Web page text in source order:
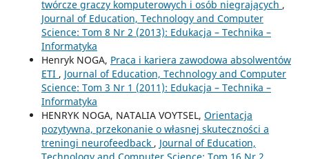
twórcze graczy komputerowych i osób niegrających ,
Journal of Education, Technology and Computer
Science: Tom 8 Nr 2 (2013): Edukacja – Technika –
Informatyka
Henryk NOGA, Praca i kariera zawodowa absolwentów
ETI , Journal of Education, Technology and Computer
Science: Tom 3 Nr 1 (2011): Edukacja – Technika –
Informatyka
HENRYK NOGA, NATALIA VOYTSEL, Orientacja
pozytywna, przekonanie o własnej skuteczności a
treningi neurofeedback , Journal of Education,